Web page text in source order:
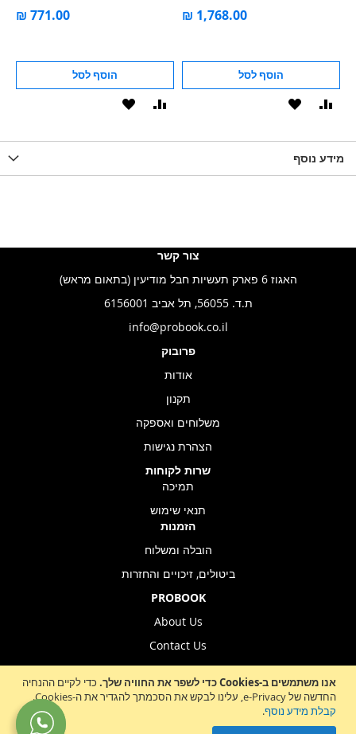
אנו משתמשים ב-Cookies כדי לשפר את החוויה שלך.
כדי לקיים ההנחיה
החדשה של e-Privacy, עלינו לבקש את הסכמתך להגדיר את ה-Cookies.
קבלת מידע נוסף.
הוסף לסל
הוסף
הוסף לסל
הוסף
מידע נוסף
Sign
הרשמה לניוזלטר
צור קשר
האגוז 6 פארק תעשיות חבל מודיעין (בתאום מראש)
ת.ד. 56055, תל אביב 6156001
info@probook.co.il
פרובוק
אודות
תקנון
משלוחים ואספקה
הצהרת נגישות
שרות לקוחות
תמיכה
תנאי שימוש
הזמנות
הובלה ומשלוח
ביטולים, זיכויים והחזרות
PROBOOK
About Us
Contact Us
Store Location